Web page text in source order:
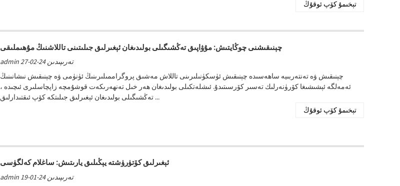
تېخىمۇ كۆپ ئوقۇڭ
چېنىقىشنى چوڭايتىش: مۇۋاپىق تەڭشىگىلى بولىدىغان ئېغىرلىق جىلىتىنى تاللاشنىڭ مۇھىملىقى
admin تەرىپىدىن 24-02-27
چېنىقىش ۋە تەنتەربىيە ساھەسىدە چېنىقىش ئۈسكۈنىلىرىنى تاللاش مەشىق پروگراممىلىرىنىڭ ئۈنۈمى ۋە چېنىقىش نىشانىنىڭ
ئەمەلگە ئېشىشىغا كۆرۈنەرلىك تەسىر كۆرسىتىدۇ. ئىشلەتكىلى بولىدىغان ھەر خىل تەنھەرىكەت قوشۇمچە زاپچاسلىرى ئىچىدە ،
تەڭشىگىلى بولىدىغان ئېغىرلىق جىلىتكە كۆپ ئىقتىدارلىق ...
تېخىمۇ كۆپ ئوقۇڭ
ئېغىرلىق كۆتۈرۈشتە يېڭىلىق يارىتىش: ساغلام كەلگۈسى
admin تەرىپىدىن 24-01-19